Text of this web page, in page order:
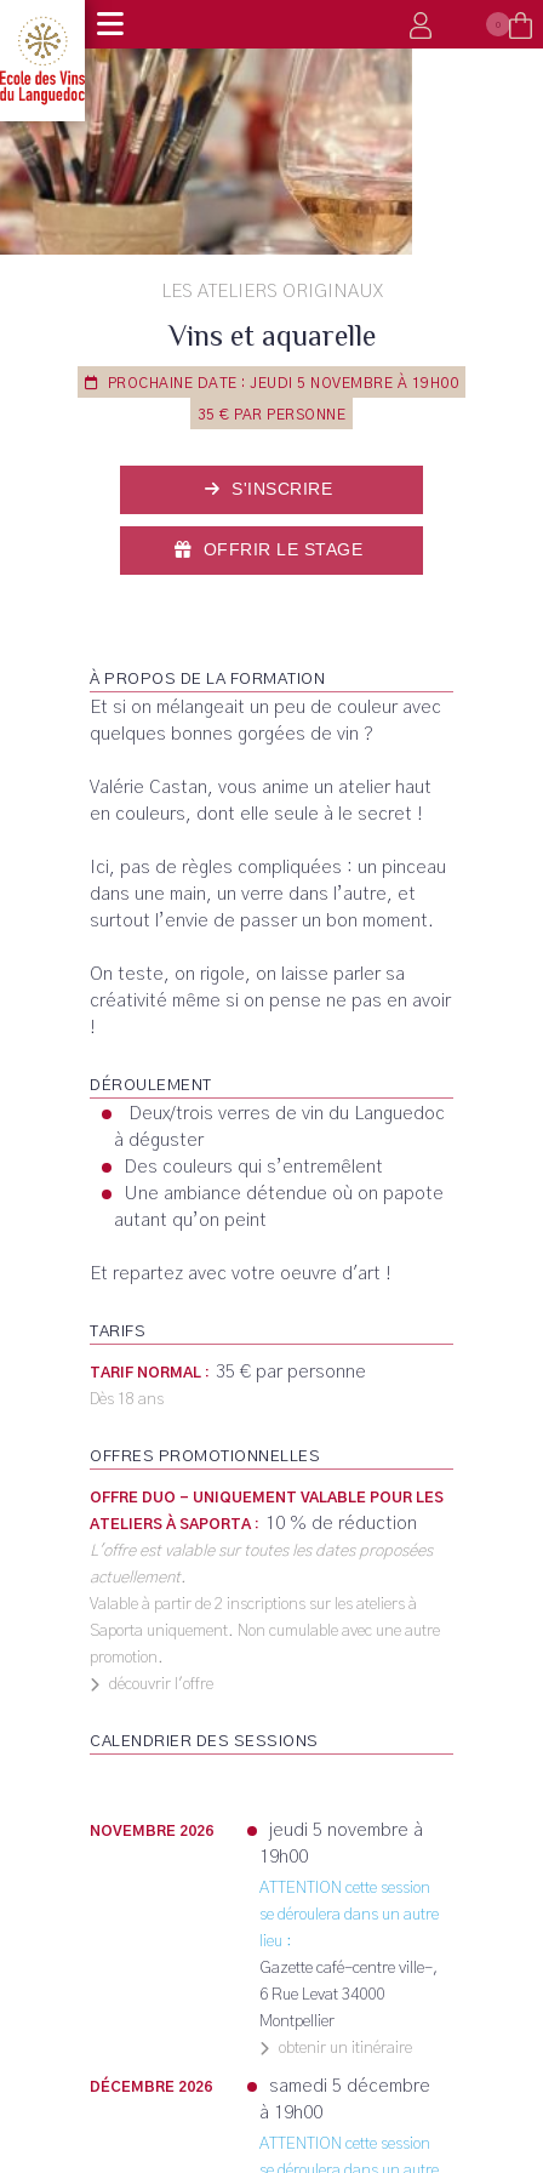
0
LES ATELIERS ORIGINAUX
Vins et aquarelle
PROCHAINE DATE : JEUDI 5 NOVEMBRE À 19H00
35 € PAR PERSONNE
S'INSCRIRE
OFFRIR LE STAGE
À PROPOS DE LA FORMATION
Et si on mélangeait un peu de couleur avec
quelques bonnes gorgées de vin ?
Valérie Castan, vous anime un atelier haut
en couleurs, dont elle seule à le secret !
Ici, pas de règles compliquées : un pinceau
dans une main, un verre dans l’autre, et
surtout l’envie de passer un bon moment.
On teste, on rigole, on laisse parler sa
créativité même si on pense ne pas en avoir
!
DÉROULEMENT
Deux/trois verres de vin du Languedoc
à déguster
Des couleurs qui s’entremêlent
Une ambiance détendue où on papote
autant qu’on peint
Et repartez avec votre oeuvre d'art !
TARIFS
TARIF NORMAL : 35 € par personne
Dès 18 ans
OFFRES PROMOTIONNELLES
OFFRE DUO - UNIQUEMENT VALABLE POUR LES
ATELIERS À SAPORTA :
10 % de réduction
L'offre est valable sur toutes les dates proposées
actuellement.
Valable à partir de 2 inscriptions sur les ateliers à
Saporta uniquement. Non cumulable avec une autre
promotion.
découvrir l'offre
CALENDRIER DES SESSIONS
NOVEMBRE 2026
jeudi 5 novembre à
19h00
ATTENTION cette session
se déroulera dans un autre
lieu :
Gazette café-centre ville-,
6 Rue Levat 34000
Montpellier
obtenir un itinéraire
DÉCEMBRE 2026
samedi 5 décembre
à 19h00
ATTENTION cette session